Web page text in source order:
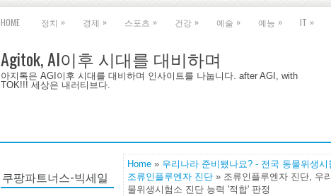
HOME 정치 » 경제 » 스포츠 » 건강 » 예술 » 예능 » IT »
Agitok, AI이후 시대를 대비하며
아지톡은 AGI이후 시대를 대비하며 인사이트를 나눕니다. after AGI, with
TOK!!! 세상은 내러티브다.
쿠팡파트너스-빅세일
Home » 우리나라 준비됐나요? - 전국 동물위생
조류인플루엔자 진단 » 조류인플루엔자 진단, 우
물위생시험소 진단 능력 '적합' 판정